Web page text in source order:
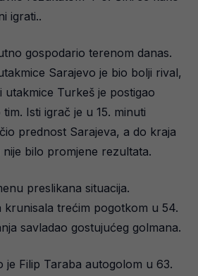
igrati..
gospodario terenom danas.
Sarajevo je bio bolji rival,
Turkeš je postigao
Isti igrač je u 15. minuti
prednost Sarajeva, a do kraja
bilo promjene rezultata.
preslikana situacija.
krunisala trećim pogotkom u 54.
savladao gostujućeg golmana.
je Filip Taraba autogolom u 63.